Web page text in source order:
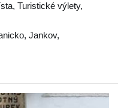
Turistické výlety,
, Jankov,